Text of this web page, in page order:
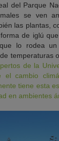
del Parque
se ven
las plantas,
de iglú
lo rodea un
temperaturas
de la
el cambio
tiene esta
en ambientes